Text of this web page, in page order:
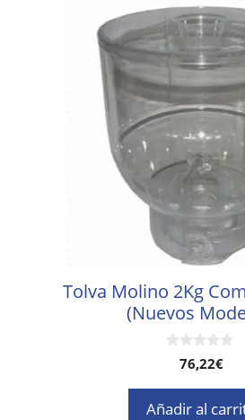
Tolva Molino 2Kg
(Nuevos
76,22€
Añadir al